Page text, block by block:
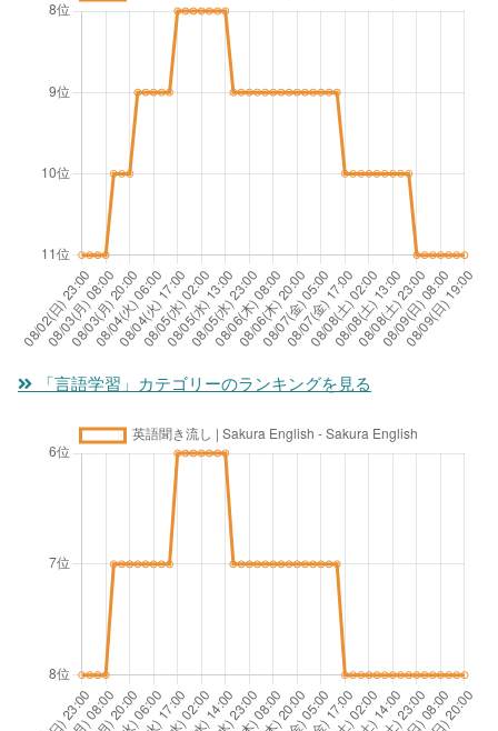
「言語学習」カテゴリーのランキングを見る